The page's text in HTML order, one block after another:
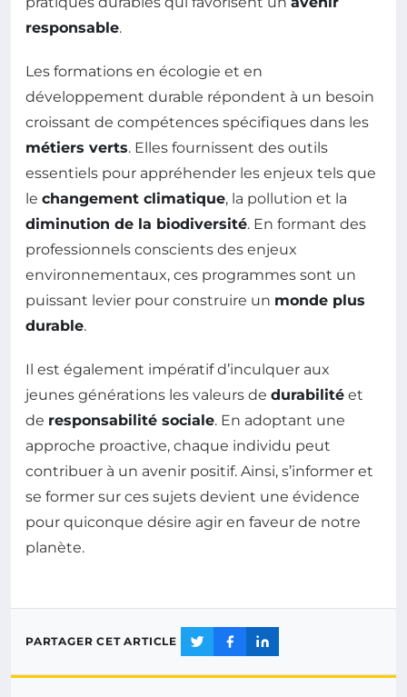
responsable.
Les formations en écologie et en
développement durable répondent à un besoin
croissant de compétences spécifiques dans les
métiers verts. Elles fournissent des outils
essentiels pour appréhender les enjeux tels que
le changement climatique, la pollution et la
diminution de la biodiversité. En formant des
professionnels conscients des enjeux
environnementaux, ces programmes sont un
puissant levier pour construire un monde plus
durable.
Il est également impératif d’inculquer aux
jeunes générations les valeurs de durabilité et
de responsabilité sociale. En adoptant une
approche proactive, chaque individu peut
contribuer à un avenir positif. Ainsi, s’informer et
se former sur ces sujets devient une évidence
pour quiconque désire agir en faveur de notre
planète.
PARTAGER CET ARTICLE